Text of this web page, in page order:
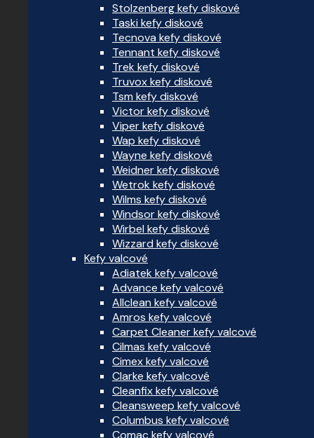
Stolzenberg kefy diskové
Taski kefy diskové
Tecnova kefy diskové
Tennant kefy diskové
Trek kefy diskové
Truvox kefy diskové
Tsm kefy diskové
Victor kefy diskové
Viper kefy diskové
Wap kefy diskové
Wayne kefy diskové
Weidner kefy diskové
Wetrok kefy diskové
Wilms kefy diskové
Windsor kefy diskové
Wirbel kefy diskové
Wizzard kefy diskové
Kefy valcové
Adiatek kefy valcové
Advance kefy valcové
Allclean kefy valcové
Amros kefy valcové
Carpet Cleaner kefy valcové
Cilmas kefy valcové
Cimex kefy valcové
Clarke kefy valcové
Cleanfix kefy valcové
Cleansweep kefy valcové
Columbus kefy valcové
Comac kefy valcové